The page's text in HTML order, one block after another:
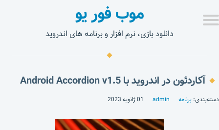
موب فور یو
دانلود بازی، نرم افزار و برنامه های اندروید
آکاردئون در اندروید با Android Accordion v1.5
دسته‌بندی: برنامه admin 01 ژانویه 2023